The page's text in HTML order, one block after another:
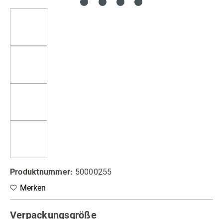
Produktnummer: 50000255
Merken
Verpackungsgrößeauswählen